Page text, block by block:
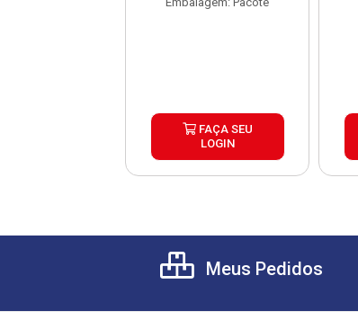
FAÇA SEU
LOGIN
Meus Pedidos